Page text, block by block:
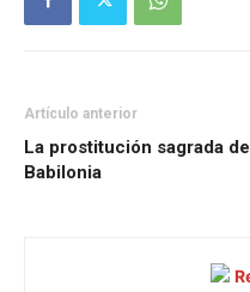
Artículo anterior
La prostitución sagrada de
Babilonia